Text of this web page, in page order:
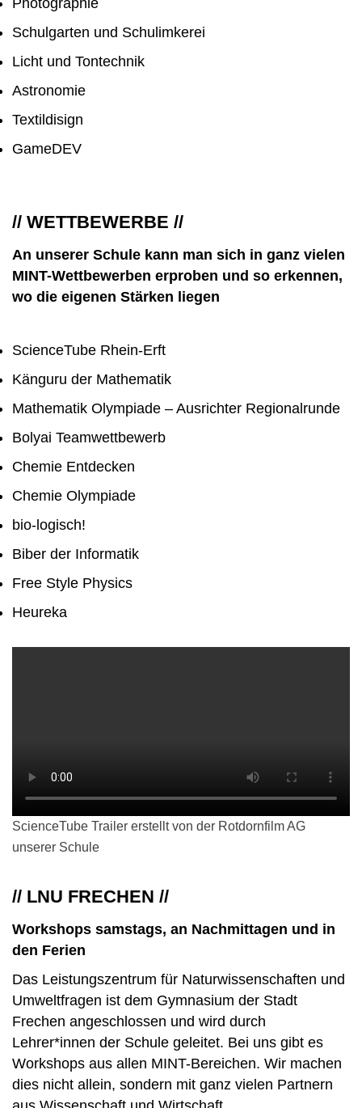
Schulgarten und Schulimkerei
Licht und Tontechnik
Astronomie
Textildisign
GameDEV
// WETTBEWERBE //
An unserer Schule kann man sich in ganz vielen
MINT-Wettbewerben erproben und so erkennen,
wo die eigenen Stärken liegen
ScienceTube Rhein-Erft
Känguru der Mathematik
Mathematik Olympiade – Ausrichter Regionalrunde
Bolyai Teamwettbewerb
Chemie Entdecken
Chemie Olympiade
bio-logisch!
Biber der Informatik
Free Style Physics
Heureka
ScienceTube Trailer erstellt von der Rotdornfilm AG
unserer Schule
// LNU FRECHEN //
Workshops samstags, an Nachmittagen und in
den Ferien
Das Leistungszentrum für Naturwissenschaften und
Umweltfragen ist dem Gymnasium der Stadt
Frechen angeschlossen und wird durch
Lehrer*innen der Schule geleitet. Bei uns gibt es
Workshops aus allen MINT-Bereichen. Wir machen
dies nicht allein, sondern mit ganz vielen Partnern